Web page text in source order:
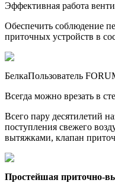
Эффективная работа
Обеспечить соблюдение
приточных устройств в
БелкаПользователь
Всегда можно врезать в
Всего пару десятилетий
поступления свежего
вытяжками, клапан
Простейшая приточно-